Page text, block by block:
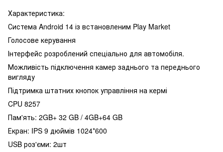
Характеристика:
Система Android 14 із встановленим Play Market
Голосове керування
Інтерфейс розроблений спеціально для автомобіля.
Можливість підключення камер заднього та переднього
вигляду
Підтримка штатних кнопок управління на кермі
CPU 8257
Пам'ять: 2GB+ 32 GB / 4GB+64 GB
Екран: IPS 9 дюймів 1024*600
USB роз'єми: 2шт